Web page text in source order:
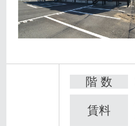
階 数
賃料